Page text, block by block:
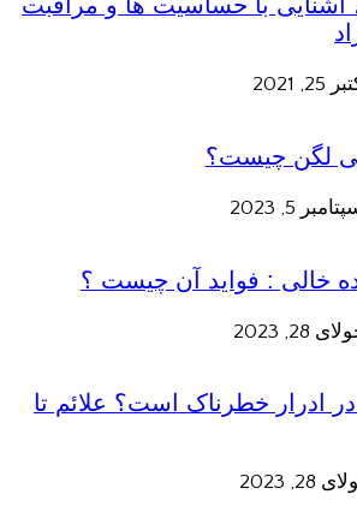
25, 2021
لگن چیست؟
5, 2023
خالی : فواید آن چیست ؟
28, 2023
ادرار خطرناک است؟ علائم تا
28, 2023